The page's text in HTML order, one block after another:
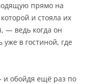
прямо на
и стояла их
— ведь когда он
уже в гостиной, где
и обойдя ещё раз по